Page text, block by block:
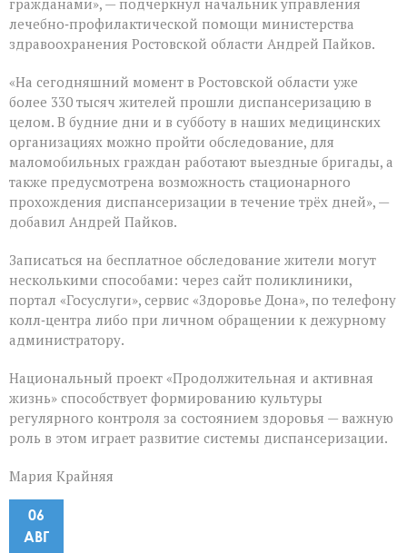
гражданами», — подчеркнул начальник управления
лечебно‑профилактической помощи министерства
здравоохранения Ростовской области Андрей Пайков.
«На сегодняшний момент в Ростовской области уже
более 330 тысяч жителей прошли диспансеризацию в
целом. В будние дни и в субботу в наших медицинских
организациях можно пройти обследование, для
маломобильных граждан работают выездные бригады, а
также предусмотрена возможность стационарного
прохождения диспансеризации в течение трёх дней», —
добавил Андрей Пайков.
Записаться на бесплатное обследование жители могут
несколькими способами: через сайт поликлиники,
портал «Госуслуги», сервис «Здоровье Дона», по телефону
колл‑центра либо при личном обращении к дежурному
администратору.
Национальный проект «Продолжительная и активная
жизнь» способствует формированию культуры
регулярного контроля за состоянием здоровья — важную
роль в этом играет развитие системы диспансеризации.
Мария Крайняя
06
АВГ